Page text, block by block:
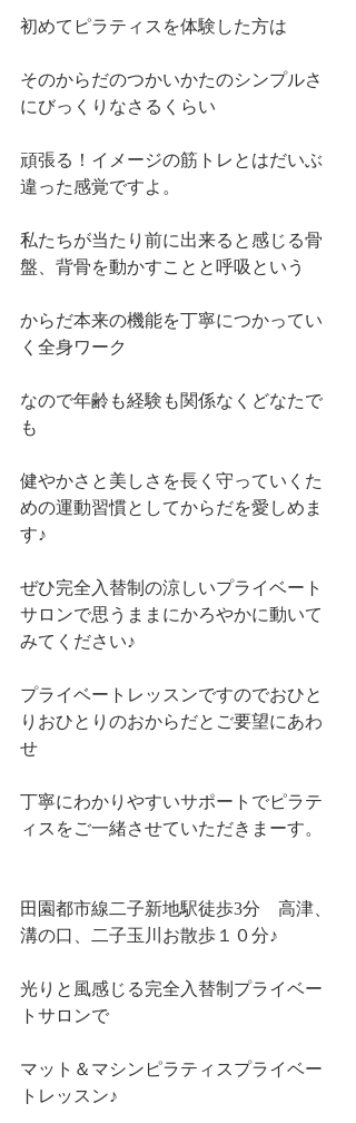
初めてピラティスを体験した方は
そのからだのつかいかたのシンプルさ
にびっくりなさるくらい
頑張る！イメージの筋トレとはだいぶ
違った感覚ですよ。
私たちが当たり前に出来ると感じる骨
盤、背骨を動かすことと呼吸という
からだ本来の機能を丁寧につかってい
く全身ワーク
なので年齢も経験も関係なくどなたで
も
健やかさと美しさを長く守っていくた
めの運動習慣としてからだを愛しめま
す♪
ぜひ完全入替制の涼しいプライベート
サロンで思うままにかろやかに動いて
みてください♪
プライベートレッスンですのでおひと
りおひとりのおからだとご要望にあわ
せ
丁寧にわかりやすいサポートでピラテ
ィスをご一緒させていただきまーす。
田園都市線二子新地駅徒歩3分　高津、
溝の口、二子玉川お散歩１０分♪
光りと風感じる完全入替制プライベー
トサロンで
マット＆マシンピラティスプライベー
トレッスン♪